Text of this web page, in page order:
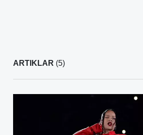
ARTIKLAR (5)